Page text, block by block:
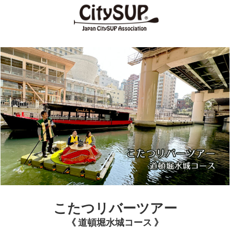
こたつリバーツアー
《 道頓堀水城コース 》